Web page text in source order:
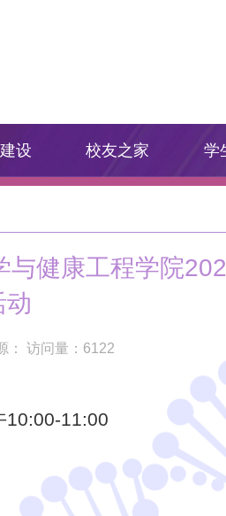
设 校友之家 学
与健康工程学院
动
： 访问量： 6122
10:00-11:00